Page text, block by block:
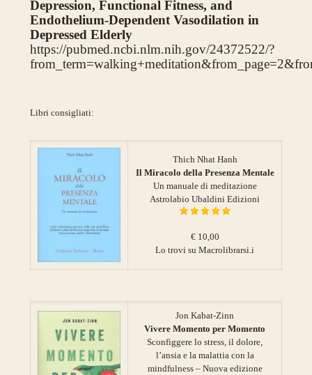
Depression, Functional Fitness, and
Endothelium-Dependent Vasodilation in
Depressed Elderly
https://pubmed.ncbi.nlm.nih.gov/24372522/?
Libri consigliati:
Thich Nhat Hanh
Il Miracolo della Presenza Mentale
Un manuale di meditazione
Astrolabio Ubaldini Edizioni
€ 10,00
Lo trovi su Macrolibrarsi.i
Jon Kabat-Zinn
Vivere Momento per Momento
Sconfiggere lo stress, il dolore,
l’ansia e la malattia con la
mindfulness – Nuova edizione